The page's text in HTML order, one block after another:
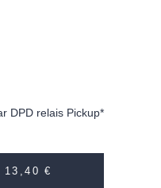
DPD relais Pickup*
13,40 €